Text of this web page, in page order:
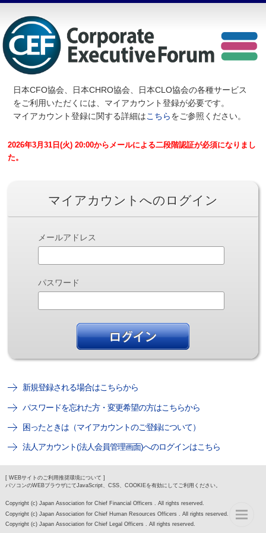
日本CFO協会、日本CHRO協会、日本CLO協会の各種サービス
をご利用いただくには、マイアカウント登録が必要です。
マイアカウント登録に関する詳細はこちらをご参照ください。
2026年3月31日(火) 20:00からメールによる二段階認証が必須になりまし
た。
マイアカウントへのログイン
メールアドレス
パスワード
新規登録される場合はこちらから
パスワードを忘れた方・変更希望の方はこちらから
困ったときは（マイアカウントのご登録について）
法人アカウント(法人会員管理画面)へのログインはこちら
[ WEBサイトのご利用推奨環境について ]
パソコンのWEBブラウザにてJavaScript、CSS、COOKIEを有効にしてご利用ください。
Copyright (c) Japan Association for Chief Financial Officers . All rights reserved.
Copyright (c) Japan Association for Chief Human Resources Officers . All rights reserved.
Copyright (c) Japan Association for Chief Legal Officers . All rights reserved.